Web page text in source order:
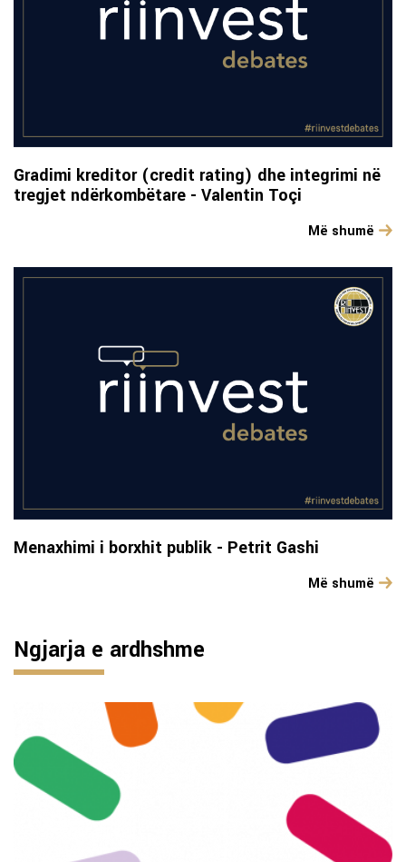
Gradimi kreditor (credit rating) dhe integrimi në
tregjet ndërkombëtare - Valentin Toçi
Më shumë
Menaxhimi i borxhit publik - Petrit Gashi
Më shumë
Ngjarja e ardhshme